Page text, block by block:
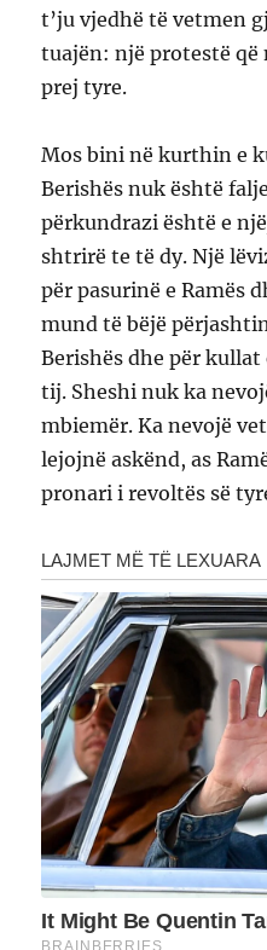
t’ju vjedhë të vetmen
tuajën: një protestë
prej tyre.
Mos bini në kurthin e
Berishës nuk është
përkundrazi është e
shtrirë te të dy. Një
për pasurinë e Ramës
mund të bëjë
Berishës dhe për
tij. Sheshi nuk ka
mbiemër. Ka nevojë
lejojnë askënd, as
pronari i revoltës së